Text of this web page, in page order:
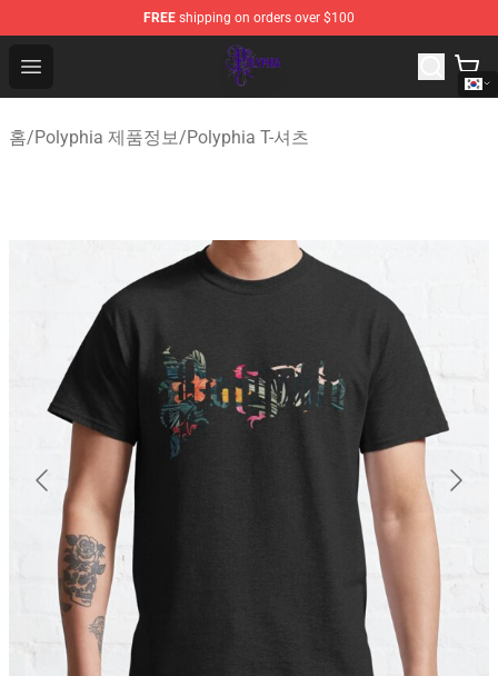
FREE shipping on orders over $100
Open menu
Polyphia Shop - Official Polyphia Merchandise Store
홈/Polyphia 제품정보/Polyphia T-셔츠